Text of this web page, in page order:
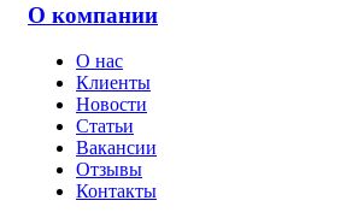
О компании
О нас
Клиенты
Новости
Статьи
Вакансии
Отзывы
Контакты